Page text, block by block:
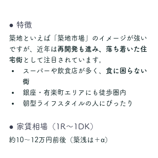
● 特徴
築地といえば「築地市場」のイメージが強い
ですが、近年は再開発も進み、落ち着いた住
宅街 として注目されています。
スーパーや飲食店が多く、 食に困らない
街
銀座・有楽町エリアにも徒歩圏内
朝型ライフスタイルの人にぴったり
● 家賃相場（1R〜1DK）
約10〜12万円前後（築浅は＋α）